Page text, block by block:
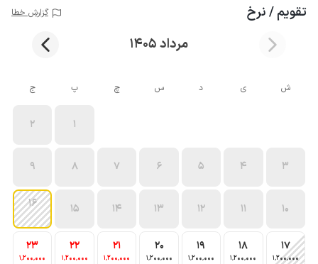
تقویم / نرخ گزارش خطا
مرداد 1405
ش ی د س چ پ ج
1
2
3
4
5
6
7
8
9
10
11
12
13
14
15
16
17
1٬200٬000
18
1٬200٬000
19
1٬200٬000
20
1٬200٬000
21
1٬200٬000
22
1٬200٬000
23
1٬200٬000